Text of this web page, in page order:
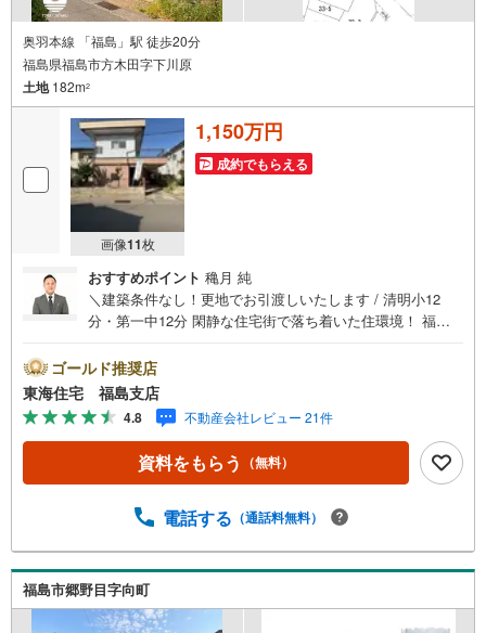
奥羽本線 「福島」駅 徒歩20分
福島県福島市方木田字下川原
土地182m2
画像11枚
1,150万円
成約でもらえる
おすすめポイント 穐月 純
＼建築条件なし！更地でお引渡しいたします / 清明小12
分・第一中12分 閑静な住宅街で落ち着いた住環境！ 福島
福島で30年の地域密着不動産会社です！福島県出身スタッ
フが中心で、地元を熟知した暮らし目線のご提案が強み。
Google口コミでも 4.7の高評価をいただいています！実際
のお客様の声も、ぜひ参考になさってください。＼住宅ロ
ーンのご相談は無料です！/「通るかな…？」と不安な段階
でも大丈夫です。自己資金が少ない方のご相談実績もあり
ーションも無料で、将来のことを一緒にゆっくり考えま
ースをご用意しております。おむつ替えやミルクのお湯な
ども対応可能です。泣いてしまっても大丈夫ですので、安
心してご来店くださいね。ご相談だけでも大歓迎です！迷
っている今だからこそ、ぜひ一度お話ししてみませんか？
ゴールド推奨店
東海住宅 福島支店
4.8 不動産会社レビュー 21件
資料をもらう （無料）
電話する （通話料無料）
福島市郷野目字向町